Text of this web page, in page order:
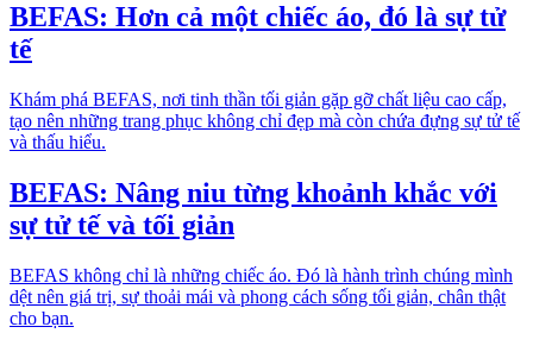
BEFAS: Hơn cả một chiếc áo, đó là sự tử
tế
Khám phá BEFAS, nơi tinh thần tối giản gặp gỡ chất liệu cao cấp,
tạo nên những trang phục không chỉ đẹp mà còn chứa đựng sự tử tế
và thấu hiểu.
BEFAS: Nâng niu từng khoảnh khắc với
sự tử tế và tối giản
BEFAS không chỉ là những chiếc áo. Đó là hành trình chúng mình
dệt nên giá trị, sự thoải mái và phong cách sống tối giản, chân thật
cho bạn.